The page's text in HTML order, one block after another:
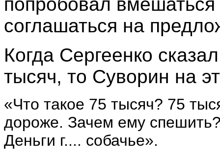
попробовал
соглашаться на
Когда Сергеенко
тысяч, то Суворин на
«Что такое 75 тысяч? 75
дороже. Зачем ему
Деньги г.... собачье».